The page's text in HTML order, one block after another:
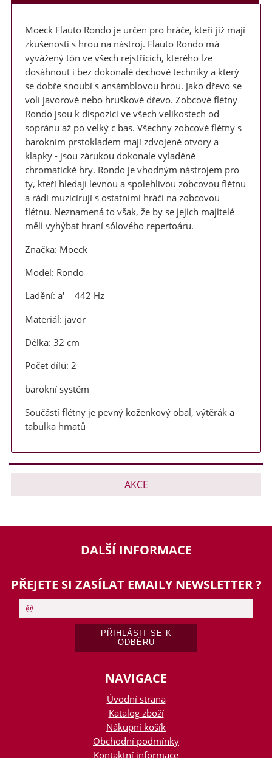
Moeck Flauto Rondo je určen pro hráče, kteří již mají
zkušenosti s hrou na nástroj. Flauto Rondo má
vyvážený tón ve všech rejstřících, kterého lze
dosáhnout i bez dokonalé dechové techniky a který
se dobře snoubí s ansámblovou hrou. Jako dřevo se
volí javorové nebo hruškové dřevo. Zobcové flétny
Rondo jsou k dispozici ve všech velikostech od
sopránu až po velký c bas. Všechny zobcové flétny s
barokním prstokladem mají zdvojené otvory a
klapky - jsou zárukou dokonale vyladěné
chromatické hry. Rondo je vhodným nástrojem pro
ty, kteří hledají levnou a spolehlivou zobcovou flétnu
a rádi muzicírují s ostatními hráči na zobcovou
flétnu. Neznamená to však, že by se jejich majitelé
měli vyhýbat hraní sólového repertoáru.
Značka: Moeck
Model: Rondo
Ladění: a' = 442 Hz
Materiál: javor
Délka: 32 cm
Počet dílů: 2
barokní systém
Součástí flétny je pevný koženkový obal, výtěrák a
tabulka hmatů
AKCE
DALŠÍ INFORMACE
PŘEJETE SI ZASÍLAT EMAILY NEWSLETTER ?
NAVIGACE
Úvodní strana
Katalog zboží
Nákupní košík
Obchodní podmínky
Kontaktní informace
v termínu 3. - 7. srpna 2026 jsem na táborě jako vedoucí. V
místě není signál. Veškeré objednávky a požadavky vyřídím po
tomto datu.
Děkuji za pochopení a přeji hezké letní dny
Markéta